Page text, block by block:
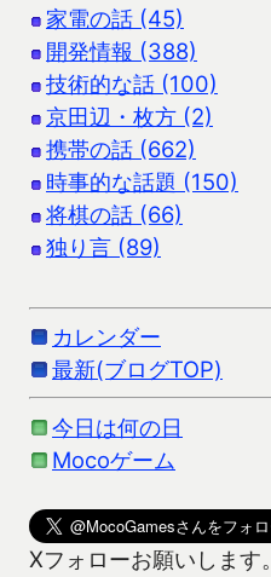
家電の話 (45)
開発情報 (388)
技術的な話 (100)
京田辺・枚方 (2)
携帯の話 (662)
時事的な話題 (150)
将棋の話 (66)
独り言 (89)
カレンダー
最新(ブログTOP)
今日は何の日
Mocoゲーム
Xフォローお願いします。